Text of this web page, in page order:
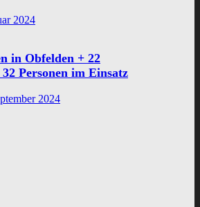
2024
in Obfelden + 22
Personen im Einsatz
2024